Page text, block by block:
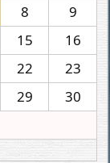
8
9
15
16
22
23
29
30